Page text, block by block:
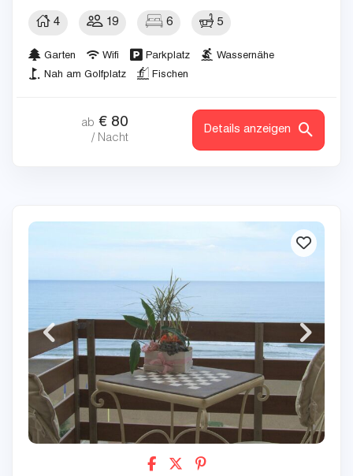
4 19 6 5
Garten Wifi Parkplatz
Wassernähe
Nah am Golfplatz
Fischen
ab € 80
/ Nacht
Details anzeigen